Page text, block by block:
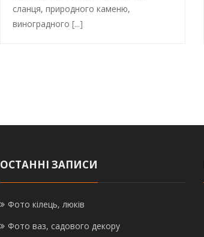
сланця, природного каменю,
виноградного [...]
ОСТАННІ ЗАПИСИ
Фото кілець, люків
Фото ваз, садового декору